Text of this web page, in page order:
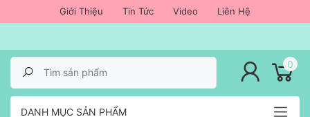
Giới Thiệu Tin Tức Video Liên Hệ
DANH MỤC SẢN PHẨM
0